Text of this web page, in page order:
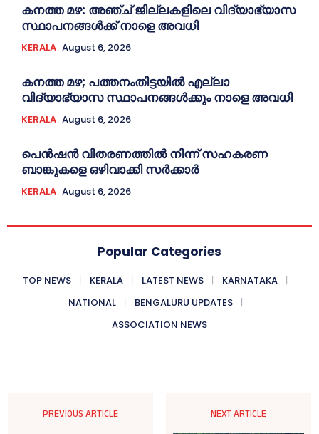
കനത്ത മഴ: അഞ്ച് ജില്ലകളിലെ വിദ്യാഭ്യാസ
സ്ഥാപനങ്ങൾക്ക് നാളെ അവധി
KERALA August 6, 2026
കനത്ത മഴ; പത്തനംതിട്ടയില്‍ എല്ലാ
വിദ്യാഭ്യാസ സ്ഥാപനങ്ങള്‍ക്കും നാളെ അവധി
KERALA August 6, 2026
പെൻഷൻ വിതരണത്തില്‍ നിന്ന് സഹകരണ
ബാങ്കുകളെ ഒഴിവാക്കി സര്‍ക്കാര്‍
KERALA August 6, 2026
Popular Categories
TOP NEWS KERALA LATEST NEWS
KARNATAKA
NATIONAL
BENGALURU UPDATES
ASSOCIATION NEWS
PREVIOUS ARTICLE NEXT ARTICLE